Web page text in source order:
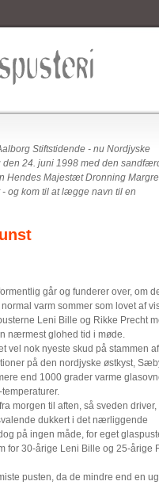
Stiftstidende - nu Nordjyske
den 24. juni 1998 med den
Hendes Majestæt Dronning
og kom til at lægge navn til en
går og funderer over, om
varm sommer som lovet af
Leni Bille og Rikke Precht
nærmest glohed tid i møde.
vel nok nyeste skud på stammen af
på den nordjyske østkyst,
end 1000 grader varme
morgen til aften, så sveden driver,
dukkert i det nærliggende
på ingen måde, for eget
for 30-årige Leni Bille og 25-årige
pusten, da de mindre end en